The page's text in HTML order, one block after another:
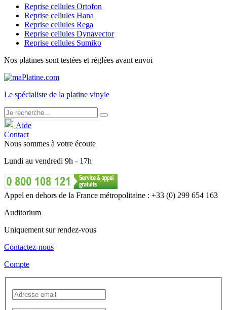
Reprise cellules Ortofon
Reprise cellules Hana
Reprise cellules Rega
Reprise cellules Dynavector
Reprise cellules Sumiko
Nos platines sont testées et réglées avant envoi
Le spécialiste de la platine vinyle
Aide
Contact
Nous sommes à votre écoute
Lundi au vendredi 9h - 17h
Appel en dehors de la France métropolitaine : +33 (0) 299 654 163
Auditorium
Uniquement sur rendez-vous
Contactez-nous
Compte